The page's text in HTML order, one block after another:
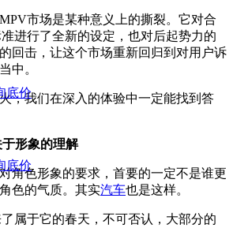
市场是某种意义上的撕裂。它对合
进行了全新的设定，也对后起势力的
回击，让这个市场重新回归到对用户诉
中。
，我们在深入的体验中一定能找到答
形象的理解
角色形象的要求，首要的一定不是谁更
色的气质。其实汽车也是这样。
属于它的春天，不可否认，大部分的
底价
底价